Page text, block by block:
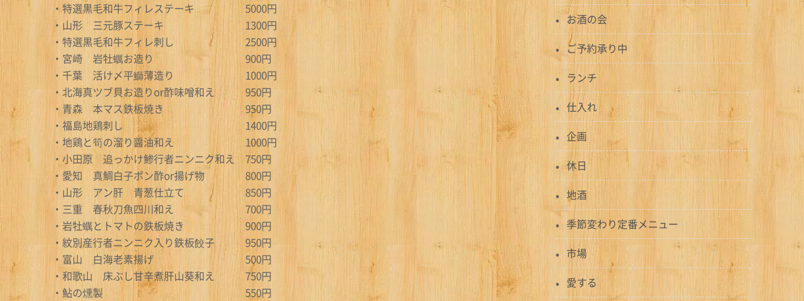
・特選黒毛和牛フィレステーキ 5000円
・山形 三元豚ステーキ 1300円
・特選黒毛和牛フィレ刺し 2500円
・宮崎 岩牡蠣お造り 900円
・千葉 活け〆平鰤薄造り 1000円
・北海真ツブ貝お造りor酢味噌和え 950円
・青森 本マス鉄板焼き 950円
・福島地鶏刺し 1400円
・地鶏と筍の溜り醤油和え 1000円
・小田原 追っかけ鯵行者ニンニク和え 750円
・愛知 真鯛白子ポン酢or揚げ物 800円
・山形 アン肝 青葱仕立て 850円
・三重 春秋刀魚四川和え 700円
・岩牡蠣とトマトの鉄板焼き 900円
・紋別産行者ニンニク入り鉄板餃子 950円
・富山 白海老素揚げ 500円
・和歌山 床ぶし甘辛煮肝山葵和え 750円
・鮎の燻製 550円
お酒の会
ご予約承り中
ランチ
仕入れ
企画
休日
地酒
季節変わり定番メニュー
市場
愛する